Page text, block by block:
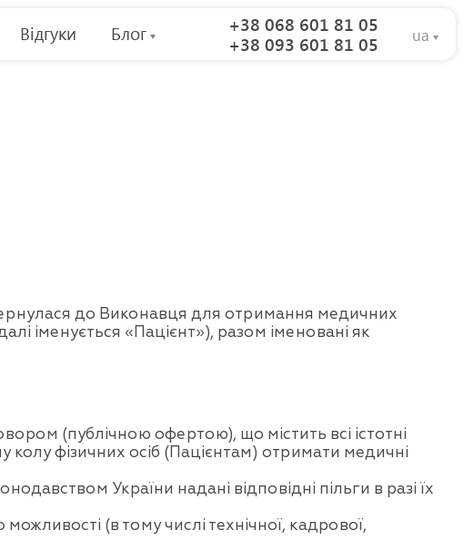
Відгуки Блог
+38 068 601 81 05
+38 093 601 81 05
ua
до Виконавця для отримання медичних
іменується «Пацієнт»), разом іменовані як
(публічною офертою), що містить всі істотні
фізичних осіб (Пацієнтам) отримати медичні
України надані відповідні пільги в разі їх
(в тому числі технічної, кадрової,